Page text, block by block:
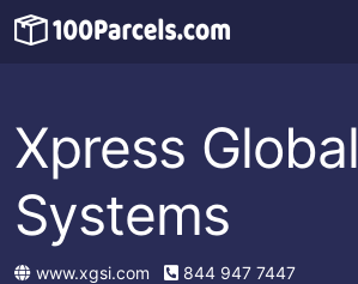
Xpress Global
Systems
www.xgsi.com 844 947 7447